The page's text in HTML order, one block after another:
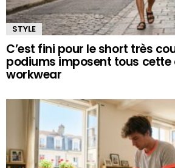
STYLE
C’est fini pour le short très
podiums imposent tous cette
workwear